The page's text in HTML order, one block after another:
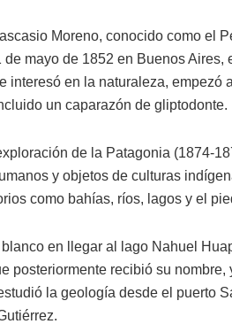
Moreno, conocido como el
de mayo de 1852 en Buenos
interesó en la naturaleza, empezó
un caparazón de gliptodonte.
de la Patagonia (1874-
y objetos de culturas
como bahías, ríos, lagos y el
en llegar al lago Nahuel
posteriormente recibió su
la geología desde el puerto